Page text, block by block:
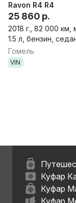
Ravon R4 R4
25 860 р.
2018 г., 82 000 км,
1.5 л, бензин,
Гомель
VIN
Куфар
Куфар
Куфар